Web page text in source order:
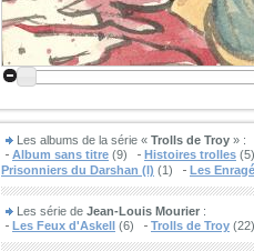
Les albums de la série « Trolls de Troy » :
Album sans titre (9) Histoires trolles (5)
Prisonniers du Darshan (I) (1) Les
Les série de Jean-Louis Mourier :
Les Feux d'Askell (6) Trolls de Troy (22)